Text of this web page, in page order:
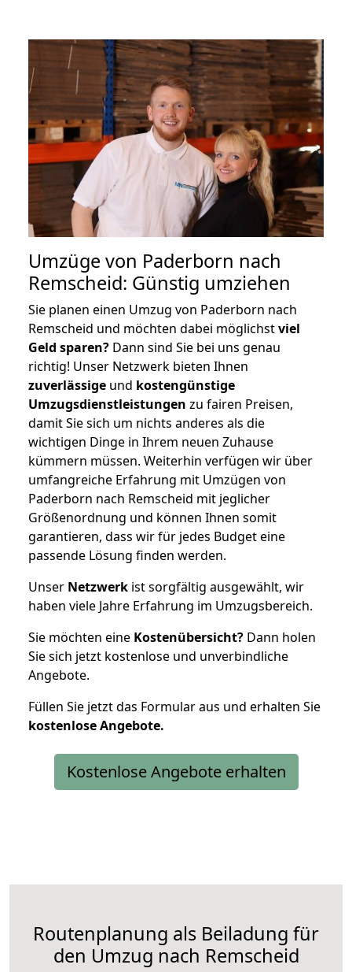
Umzüge von Paderborn nach
Remscheid: Günstig umziehen
Sie planen einen Umzug von Paderborn nach
Remscheid und möchten dabei möglichstviel
Geld sparen? Dann sind Sie bei uns genau
richtig! Unser Netzwerk bieten Ihnen
zuverlässige und kostengünstige
Umzugsdienstleistungen zu fairen Preisen,
damit Sie sich um nichts anderes als die
wichtigen Dinge in Ihrem neuen Zuhause
kümmern müssen. Weiterhin verfügen wir über
umfangreiche Erfahrung mit Umzügen von
Paderborn nach Remscheid mit jeglicher
Größenordnung und können Ihnen somit
garantieren, dass wir für jedes Budget eine
passende Lösung finden werden.
Unser Netzwerk ist sorgfältig ausgewählt, wir
haben viele Jahre Erfahrung im Umzugsbereich.
Sie möchten eine Kostenübersicht? Dann holen
Sie sich jetzt kostenlose und unverbindliche
Angebote.
Füllen Sie jetzt das Formular aus und erhalten Sie
kostenloseAngebote.
Kostenlose Angebote erhalten
Routenplanung als Beiladung für
den Umzug nach Remscheid